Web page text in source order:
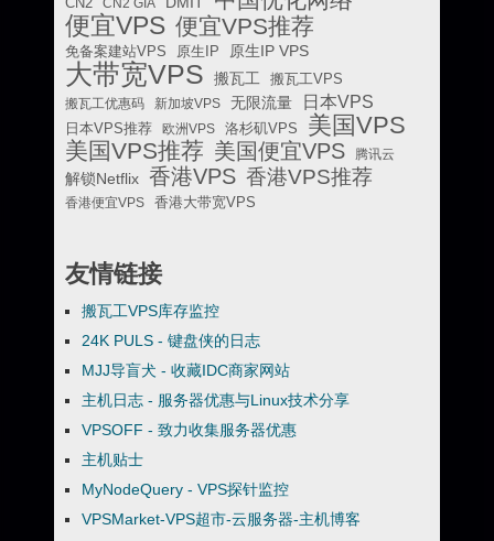
CN2 CN2 GIA
便宜VPS 便宜VPS推荐
免备案建站VPS 原生IP 原生IP VPS
大带宽VPS 搬瓦工
搬瓦工VPS
搬瓦工优惠码
新加坡VPS 无限流量 日本VPS
日本VPS推荐 欧洲VPS 洛杉矶VPS 美国VPS
美国VPS推荐 美国便宜VPS 腾讯云
解锁Netflix 香港VPS 香港VPS推荐
香港便宜VPS 香港大带宽VPS
友情链接
搬瓦工VPS库存监控
24K PULS - 键盘侠的日志
MJJ导盲犬 - 收藏IDC商家网站
主机日志 - 服务器优惠与Linux技术分享
VPSOFF - 致力收集服务器优惠
主机贴士
MyNodeQuery - VPS探针监控
VPSMarket-VPS超市-云服务器-主机博客